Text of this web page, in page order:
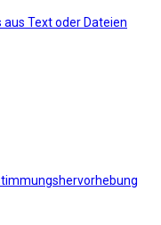
aus Text oder Dateien